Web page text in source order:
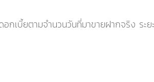
กเบี้ยตามจำนวนวันที่มาขายฝากจริง ระ